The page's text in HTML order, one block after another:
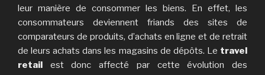
leur manière de consommer les biens. En effet, les
consommateurs deviennent friands des sites de
comparateurs de produits, d’achats en ligne et de retrait
de leurs achats dans les magasins de dépôts. Le travel
retail est donc affecté par cette évolution des